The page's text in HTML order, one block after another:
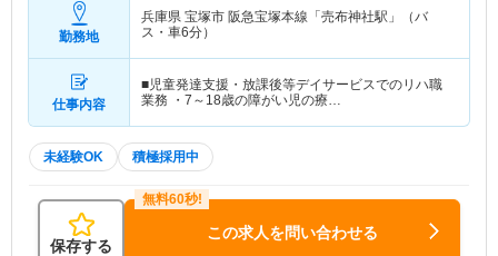
勤務地
兵庫県 宝塚市 阪急宝塚本線「売布神社駅」（バ
ス・車6分）
仕事内容
■児童発達支援・放課後等デイサービスでのリハ職
業務 ・7～18歳の障がい児の療…
未経験OK 積極採用中
保存する
この求人を問い合わせる